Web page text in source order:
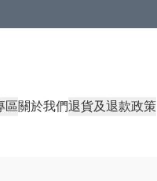
區關於我們退貨及退款政策